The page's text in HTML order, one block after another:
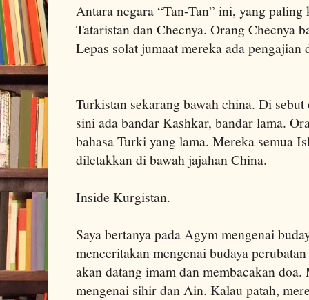
Antara negara “Tan-Tan” ini, yang paling
Tataristan dan Checnya. Orang Checnya
Lepas solat jumaat mereka ada pengajian
Turkistan sekarang bawah china. Di
sini ada bandar Kashkar, bandar lama.
bahasa Turki yang lama. Mereka semua
diletakkan di bawah jajahan China.
Inside Kurgistan.
Saya bertanya pada Agym mengenai
menceritakan mengenai budaya
akan datang imam dan membacakan doa.
mengenai sihir dan Ain. Kalau patah,